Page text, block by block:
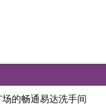
的畅通易达洗手间